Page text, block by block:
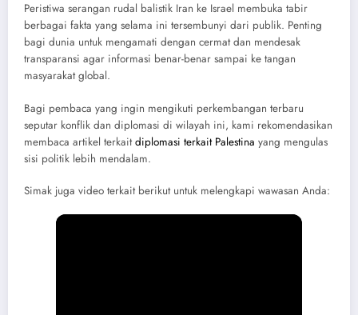
Peristiwa serangan rudal balistik Iran ke Israel membuka tabir
berbagai fakta yang selama ini tersembunyi dari publik. Penting
bagi dunia untuk mengamati dengan cermat dan mendesak
transparansi agar informasi benar-benar sampai ke tangan
masyarakat global.
Bagi pembaca yang ingin mengikuti perkembangan terbaru
seputar konflik dan diplomasi di wilayah ini, kami rekomendasikan
membaca artikel terkaitdiplomasi terkait Palestina yang mengulas
sisi politik lebih mendalam.
Simak juga video terkait berikut untuk melengkapi wawasan Anda: